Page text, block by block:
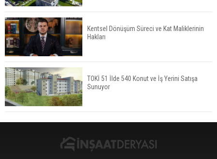
Aileden Miras Kalan Ev Nasıl Satılır?
İstanbul'da 15 Bin Kiralık Sosyal Konut Eylülde
Kiraya Verilecek
Kentsel Dönüşüm Süreci ve Kat Maliklerinin
Hakları
TOKİ 51 İlde 540 Konut ve İş Yerini Satışa
Sunuyor